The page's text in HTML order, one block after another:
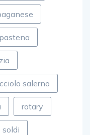
pastena
salerno
rotary
soldi